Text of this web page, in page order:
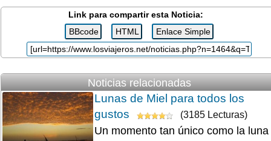
Link para compartir esta Noticia:
Noticias relacionadas
Lunas de Miel para todos los
gustos
(3185 Lecturas)
Un momento tan único como la luna